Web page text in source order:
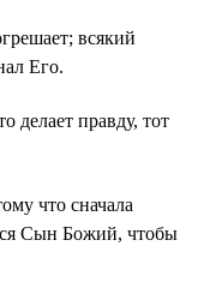
всякий
Его.
делает правду, тот
что сначала
Сын Божий, чтобы